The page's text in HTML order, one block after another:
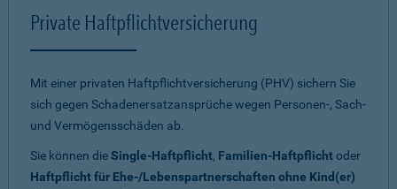
Private Haftpflichtversicherung
Mit einer privaten Haftpflichtversicherung (PHV) sichern Sie
sich gegen Schadenersatzansprüche wegen Personen-, Sach-
und Vermögensschäden ab.
Sie können dieSingle-Haftpflicht, Familien-Haftpflichtoder
Haftpflicht für Ehe-/Lebenspartnerschaften ohne Kind(er)